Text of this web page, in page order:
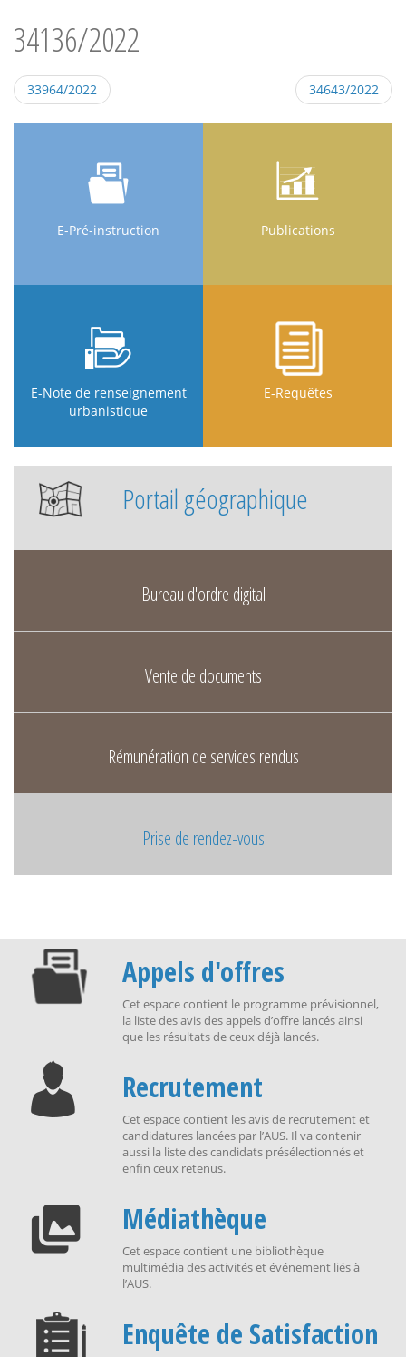
34136/2022
33964/2022 34643/2022
E-Pré-instruction Publications
E-Note de renseignement
urbanistique
E-Requêtes
Portail géographique
Bureau d'ordre digital
Vente de documents
Rémunération de services rendus
Prise de rendez-vous
Appels d'offres
Cet espace contient le programme prévisionnel,
la liste des avis des appels d’offre lancés ainsi
que les résultats de ceux déjà lancés.
Recrutement
Cet espace contient les avis de recrutement et
candidatures lancées par l’AUS. Il va contenir
aussi la liste des candidats présélectionnés et
enfin ceux retenus.
Médiathèque
Cet espace contient une bibliothèque
multimédia des activités et événement liés à
l’AUS.
Enquête de Satisfaction